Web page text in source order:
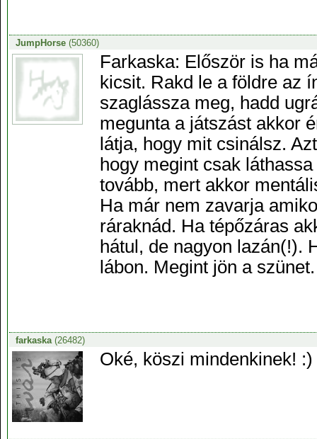
JumpHorse(50360)
Farkaska: Először is ha
kicsit. Rakd le a földre az
szaglássza meg, hadd
megunta a játszást akkor
látja, hogy mit csinálsz.
hogy megint csak
tovább, mert akkor
Ha már nem zavarja
ráraknád. Ha tépőzáras
hátul, de nagyon lazán(!).
lábon. Megint jön a
farkaska(26482)
Oké, köszi mindenkinek! :)